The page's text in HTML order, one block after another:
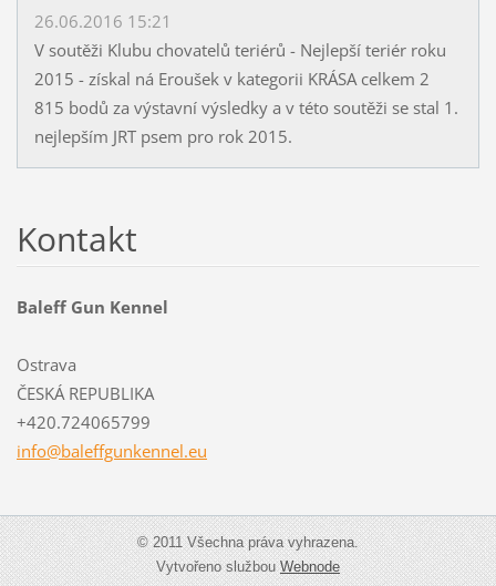
26.06.2016 15:21
V soutěži Klubu chovatelů teriérů - Nejlepší teriér roku
2015 - získal ná Eroušek v kategorii KRÁSA celkem 2
815 bodů za výstavní výsledky a v této soutěži se stal 1.
nejlepším JRT psem pro rok 2015.
Kontakt
Baleff Gun Kennel
Ostrava
ČESKÁ REPUBLIKA
+420.724065799
info@baleffgunkennel.eu
© 2011 Všechna práva vyhrazena.
Vytvořeno službouWebnode